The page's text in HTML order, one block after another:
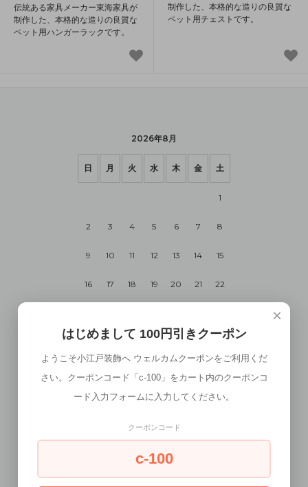
伝統ある家具メーカー東海家具が
制作した、本格的な造りの良質な
ペット用ハンガーラックです。
制作した、本格的な造りの良質な
ペット用チェストです。
2026年8月
日 月 火 水 木 金 土
1
2 3 4 5 6 7 8
9 10 11 12 13 14 15
16 17 18 19 20 21 22
30 31
2026年9月
1 2 3 4 5
×
はじめまして 100円引きクーポン
ようこそ小江戸装飾へ ウェルカムクーポンをご利用くだ
さい。クーポンコード「c-100」をカート内のクーポンコ
ード入力フォームに入力してください。
クーポンコード
c-100